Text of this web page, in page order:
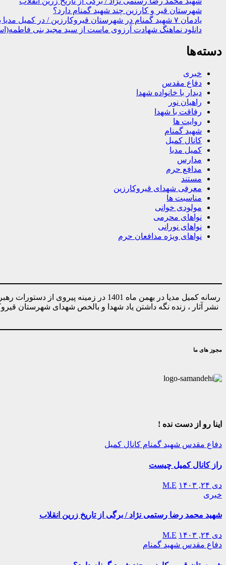
شهرستان قیر و کارزین چند شهید گمنام دارد؟
یادمان ۷ شهید گمنام در شهرستان قیروکارزین / در کمیل مدیا ببینید
دانلود نماهنگ شهادت آرزوی ماست از سید مجید بنی
دسته‌ها
خبری
دفاع مقدس
دیدار با خانواده شهدا
راهیان نور
رفاقت با شهدا
روایت ها
شهید گمنام
کانال کمیل
کمیل مدیا
مدارس
مدافع حرم
مستند
معرفی شهدای قیروکارزین
مناسبت ها
مولودی خوانی
نواهای محرمی
نواهای نورانی
نواهای ویژه مدافعان حرم
رسانه کمیل مدیا در بهمن ماه 1401
نشر آثار ، زنده نگه داشتن یاد شهدا و بالخص شهدای شهرستان
مجوز های ما
اینا رو از دست نده !
دفاع مقدس شهید گمنام کانال کمیل
راز کانال کمیل چیست
دی ۲۴, ۱۴۰۳
M.E
خبری
شهید محمد رضا رستمی نژاد / برگی از تاریخ زرین انقلاب
دی ۲۴, ۱۴۰۳
M.E
دفاع مقدس شهید گمنام